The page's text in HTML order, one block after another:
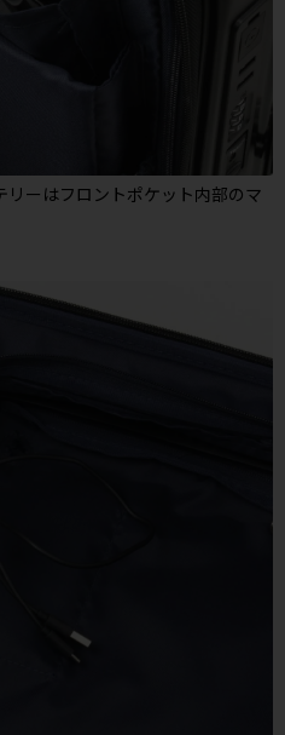
ーはフロントポケット内部のマ